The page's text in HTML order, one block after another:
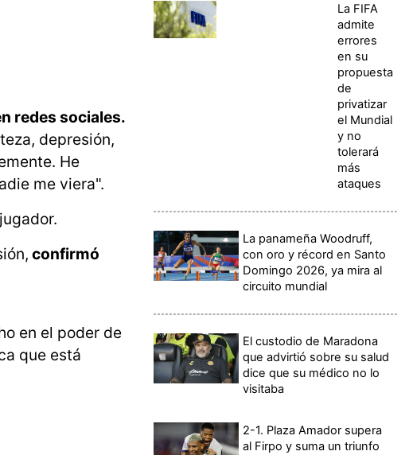
redes sociales.
depresión,
He
me viera".
confirmó
en el poder de
que está
La FIFA
admite
errores
en su
propuesta
de
privatizar
el Mundial
y no
tolerará
más
ataques
La panameña Woodruff,
con oro y récord en Santo
Domingo 2026, ya mira al
circuito mundial
El custodio de Maradona
que advirtió sobre su salud
dice que su médico no lo
visitaba
2-1. Plaza Amador supera
al Firpo y suma un triunfo